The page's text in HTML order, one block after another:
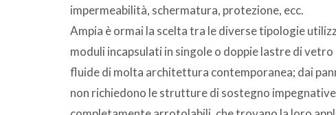
impermeabilità, schermatura, protezione, ecc.
Ampia è ormai la scelta tra le diverse tipologie
moduli incapsulati in singole o doppie lastre di
fluide di molta architettura contemporanea; dai
non richiedono le strutture di sostegno